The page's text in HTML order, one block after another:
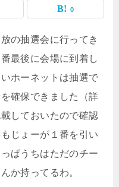
0
の抽選会に行ってき
最後に会場に到着し
ホーネットは抽選で
確保できました（詳
しておいたので確認
じょーが１番を引い
ぱうちはただのチー
か持ってるわ。